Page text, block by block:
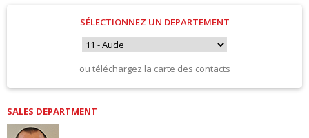
SÉLECTIONNEZ UN DEPARTEMENT
ou téléchargez la carte des contacts
SALES DEPARTMENT